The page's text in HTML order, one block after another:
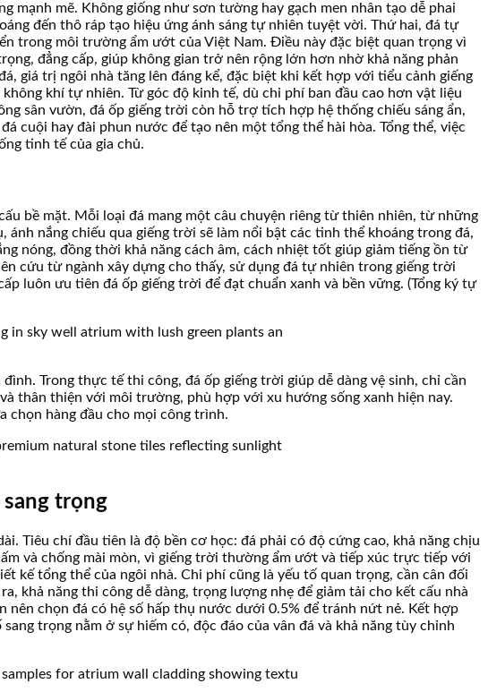
mẽ. Không giống như sơn tường hay gạch men nhân tạo dễ phai
đến thô ráp tạo hiệu ứng ánh sáng tự nhiên tuyệt vời. Thứ hai, đá tự
trong môi trường ẩm ướt của Việt Nam. Điều này đặc biệt quan trọng vì
đẳng cấp, giúp không gian trở nên rộng lớn hơn nhờ khả năng phản
giá trị ngôi nhà tăng lên đáng kể, đặc biệt khi kết hợp với tiểu cảnh giếng
khí tự nhiên. Từ góc độ kinh tế, dù chi phí ban đầu cao hơn vật liệu
sân vườn, đá ốp giếng trời còn hỗ trợ tích hợp hệ thống chiếu sáng ẩn,
cuội hay đài phun nước để tạo nên một tổng thể hài hòa. Tổng thể, việc
tinh tế của gia chủ.
bề mặt. Mỗi loại đá mang một câu chuyện riêng từ thiên nhiên, từ những
nắng chiếu qua giếng trời sẽ làm nổi bật các tinh thể khoáng trong đá,
nóng, đồng thời khả năng cách âm, cách nhiệt tốt giúp giảm tiếng ồn từ
cứu từ ngành xây dựng cho thấy, sử dụng đá tự nhiên trong giếng trời
luôn ưu tiên đá ốp giếng trời để đạt chuẩn xanh và bền vững. (Tổng ký tự
Trong thực tế thi công, đá ốp giếng trời giúp dễ dàng vệ sinh, chỉ cần
thân thiện với môi trường, phù hợp với xu hướng sống xanh hiện nay.
chọn hàng đầu cho mọi công trình.
trọng
Tiêu chí đầu tiên là độ bền cơ học: đá phải có độ cứng cao, khả năng chịu
và chống mài mòn, vì giếng trời thường ẩm ướt và tiếp xúc trực tiếp với
kế tổng thể của ngôi nhà. Chi phí cũng là yếu tố quan trọng, cần cân đối
khả năng thi công dễ dàng, trọng lượng nhẹ để giảm tải cho kết cấu nhà
chọn đá có hệ số hấp thụ nước dưới 0.5% để tránh nứt nẻ. Kết hợp
trọng nằm ở sự hiếm có, độc đáo của vân đá và khả năng tùy chỉnh